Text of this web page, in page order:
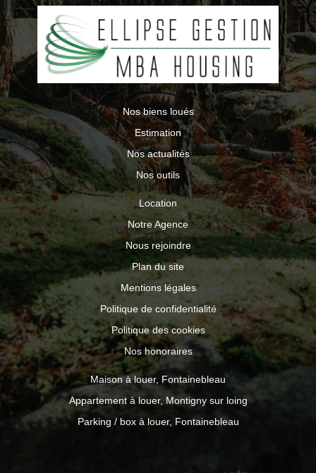
Nos biens loués
Estimation
Nos actualités
Nos outils
Location
Notre Agence
Nous rejoindre
Plan du site
Mentions légales
Politique de confidentialité
Politique des cookies
Nos honoraires
Maison à louer, Fontainebleau
Appartement à louer, Montigny sur loing
Parking / box à louer, Fontainebleau